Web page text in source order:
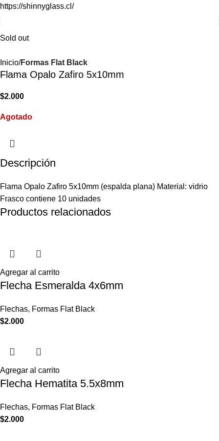
https://shinnyglass.cl/
Sold out
Inicio Formas Flat Black
Flama Opalo Zafiro 5x10mm
$2.000
Agotado
Descripción
Flama Opalo Zafiro 5x10mm (espalda plana) Material: vidrio
Frasco contiene 10 unidades
Productos relacionados
Agregar al carrito
Flecha Esmeralda 4x6mm
Flechas, Formas Flat Black
$2.000
Agregar al carrito
Flecha Hematita 5.5x8mm
Flechas, Formas Flat Black
$2.000